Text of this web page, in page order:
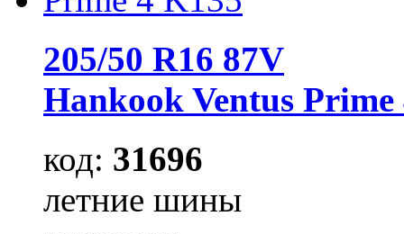
205/50 R16 87V
Hankook Ventus Prime
код: 31696
летние шины